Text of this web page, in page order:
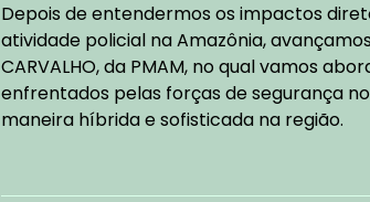
Depois de entendermos os impactos
atividade policial na Amazônia,
CARVALHO, da PMAM, no qual vamos
enfrentados pelas forças de segurança
maneira híbrida e sofisticada na região.